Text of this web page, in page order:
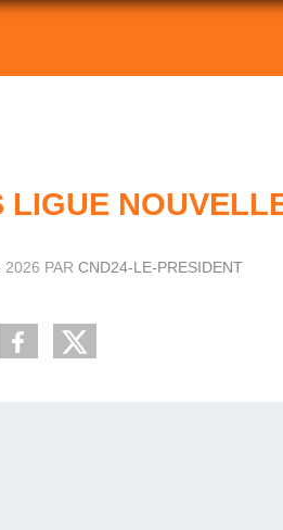
LIGUE
2026 PAR CND24-LE-PRESIDENT